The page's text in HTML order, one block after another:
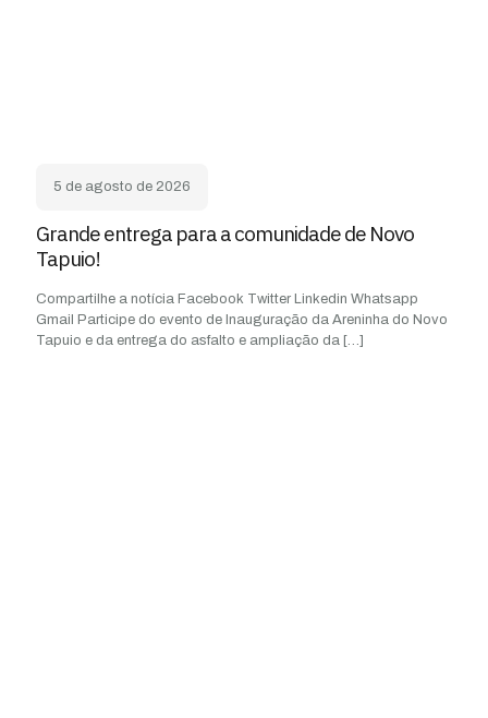
5 de agosto de 2026
Grande entrega para a comunidade de Novo
Tapuio!
Compartilhe a notícia Facebook Twitter Linkedin Whatsapp
Gmail Participe do evento de Inauguração da Areninha do Novo
Tapuio e da entrega do asfalto e ampliação da […]